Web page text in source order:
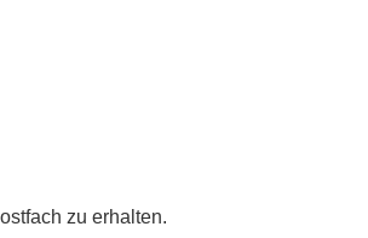
zu erhalten.